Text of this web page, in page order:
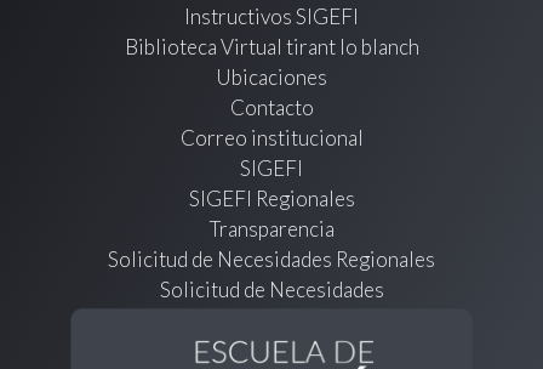
Instructivos SIGEFI
Biblioteca Virtual tirant lo blanch
Ubicaciones
Contacto
Correo institucional
SIGEFI
SIGEFI Regionales
Transparencia
Solicitud de Necesidades Regionales
Solicitud de Necesidades